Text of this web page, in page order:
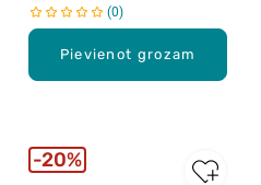
Pievienot grozam
0
20%